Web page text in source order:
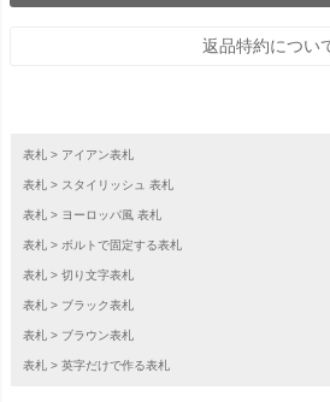
返品特約につい
表札 アイアン表札
表札 スタイリッシュ 表札
表札 ヨーロッパ風 表札
表札 ボルトで固定する表札
表札 切り文字表札
表札 ブラック表札
表札 ブラウン表札
表札 英字だけで作る表札